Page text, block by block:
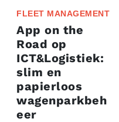
FLEET MANAGEMENT
App on the
Road op
ICT&Logistiek:
slim en
papierloos
wagenparkbeh
eer